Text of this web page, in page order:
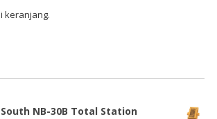
keranjang.
NB-30B Total Station